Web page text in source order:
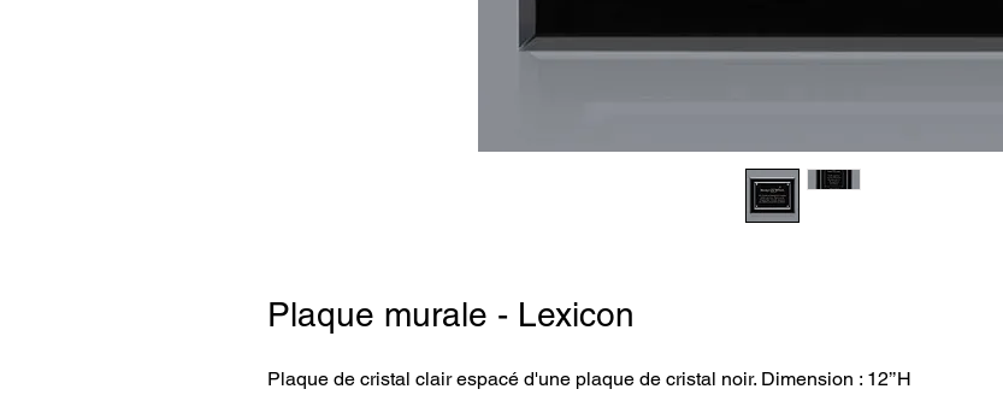
Plaque murale - Lexicon
Plaque de cristal clair espacé d'une plaque de cristal noir. Dimension : 12’’H